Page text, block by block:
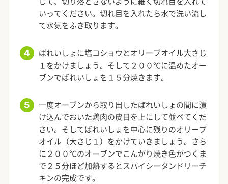
いってください。切れ目を入れたら水で洗い流し
て水気をふき取ります。
ばれいしょに塩コショウとオリーブオイル大さじ
１をかけましょう。そして２００℃に温めたオー
ブンでばれいしょを１５分焼きます。
一度オーブンから取り出したばれいしょの間に漬
け込んでおいた鶏肉の皮目を上にして並べてくだ
さい。そしてばれいしょを中心に残りのオリーブ
オイル（大さじ１）をかけていきましょう。さら
に２００℃のオーブンでこんがり焼き色がつくま
で２５分ほど加熱するとスパイシータンドリーチ
キンの完成です。